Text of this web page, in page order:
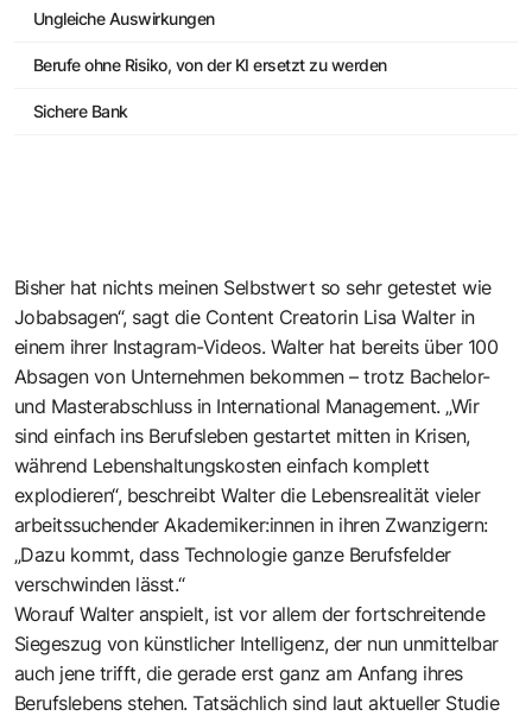
Ungleiche Auswirkungen
Berufe ohne Risiko, von der KI ersetzt zu werden
Sichere Bank
Bisher hat nichts meinen Selbstwert so sehr getestet wie
Jobabsagen“, sagt die Content Creatorin Lisa Walter in
einem ihrer Instagram-Videos. Walter hat bereits über 100
Absagen von Unternehmen bekommen – trotz Bachelor-
und Masterabschluss in International Management. „Wir
sind einfach ins Berufsleben gestartet mitten in Krisen,
während Lebenshaltungskosten einfach komplett
explodieren“, beschreibt Walter die Lebensrealität vieler
arbeitssuchender Akademiker:innen in ihren Zwanzigern:
„Dazu kommt, dass Technologie ganze Berufsfelder
verschwinden lässt.“
Worauf Walter anspielt, ist vor allem der fortschreitende
Siegeszug von künstlicher Intelligenz, der nun unmittelbar
auch jene trifft, die gerade erst ganz am Anfang ihres
Berufslebens stehen. Tatsächlich sind laut aktueller Studie